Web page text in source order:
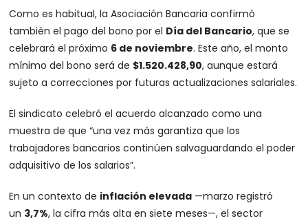
Como es habitual, la Asociación Bancaria confirmó
también el pago del bono por el Día del Bancario, que se
celebrará el próximo 6 de noviembre. Este año, el monto
mínimo del bono será de $1.520.428,90, aunque estará
sujeto a correcciones por futuras actualizaciones salariales.
El sindicato celebró el acuerdo alcanzado como una
muestra de que “una vez más garantiza que los
trabajadores bancarios continúen salvaguardando el poder
adquisitivo de los salarios”.
En un contexto de inflación elevada —marzo registró
un 3,7%, la cifra más alta en siete meses—, el sector